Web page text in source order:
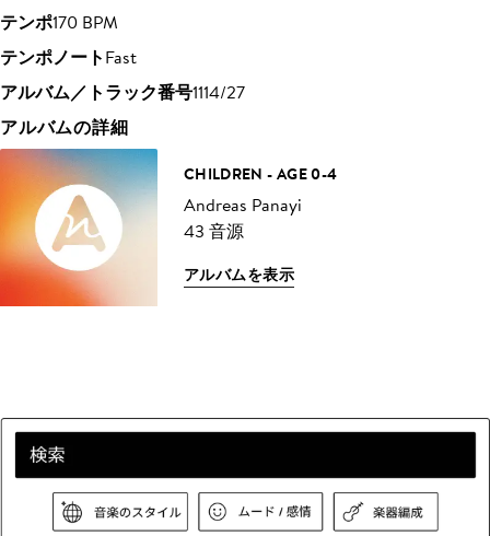
テンポ170 BPM
テンポノートFast
アルバム／トラック番号1114/27
アルバムの詳細
CHILDREN - AGE 0-4
Andreas Panayi
43 音源
アルバムを表示